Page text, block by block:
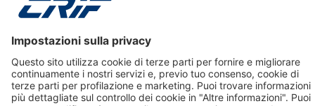
Informativa Dati Personali
CRIF Business Ethics
Accessibilità
Informativa Privacy Relativa Al Sistema Di Informazioni
Creditizie